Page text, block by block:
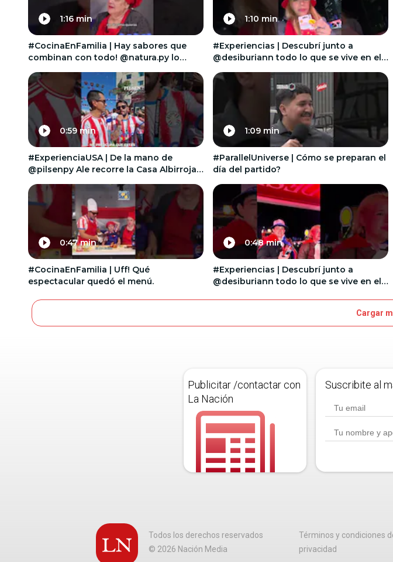
1:16 min
#CocinaEnFamilia | Hay sabores que
combinan con todo! @natura.py lo
1:10 min
#Experiencias | Descubrí junto a
@desiburiann todo lo que se vive en el
0:59 min
#ExperienciaUSA | De la mano de
@pilsenpy Ale recorre la Casa Albirroja
1:09 min
#ParallelUniverse | Cómo se preparan el
día del partido?
0:47 min
#CocinaEnFamilia | Uff! Qué
espectacular quedó el menú.
0:48 min
#Experiencias | Descubrí junto a
@desiburiann todo lo que se vive en el
Cargar
Publicitar /contactar con
La Nación
Suscribite al
Todos los derechos reservados
© 2026 Nación Media
Términos y condiciones
privacidad